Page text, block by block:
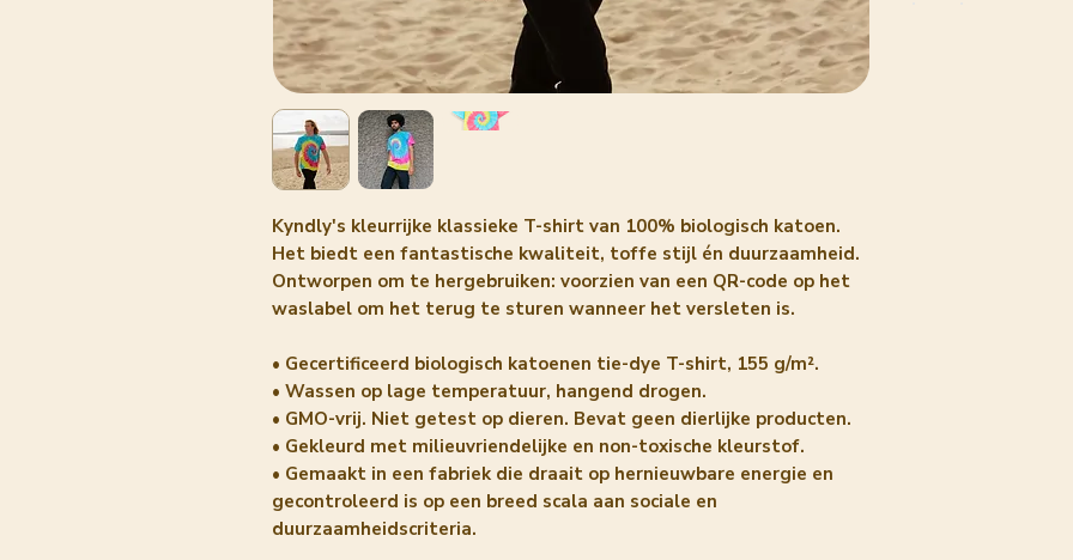
Kyndly's kleurrijke klassieke T-shirt van 100% biologisch katoen.
Het biedt een fantastische kwaliteit, toffe stijl én duurzaamheid.
Ontworpen om te hergebruiken: voorzien van een QR-code op het
waslabel om het terug te sturen wanneer het versleten is.
• Gecertificeerd biologisch katoenen tie-dye T-shirt, 155 g/m².
• Wassen op lage temperatuur, hangend drogen.
• GMO-vrij. Niet getest op dieren. Bevat geen dierlijke producten.
• Gekleurd met milieuvriendelijke en non-toxische kleurstof.
• Gemaakt in een fabriek die draait op hernieuwbare energie en
gecontroleerd is op een breed scala aan sociale en
duurzaamheidscriteria.